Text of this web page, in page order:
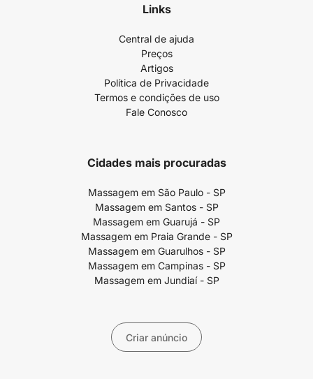
Links
Central de ajuda
Preços
Artigos
Política de Privacidade
Termos e condições de uso
Fale Conosco
Cidades mais procuradas
Massagem em São Paulo - SP
Massagem em Santos - SP
Massagem em Guarujá - SP
Massagem em Praia Grande - SP
Massagem em Guarulhos - SP
Massagem em Campinas - SP
Massagem em Jundiaí - SP
Criar anúncio